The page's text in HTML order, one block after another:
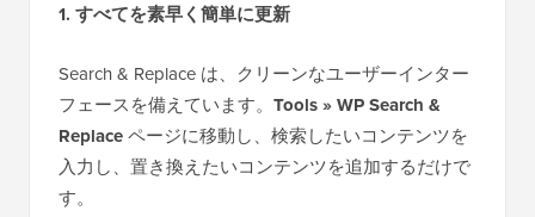
1. すべてを素早く簡単に更新
Search & Replace は、クリーンなユーザーインター
フェースを備えています。 Tools » WP Search &
Replaceページに移動し、検索したいコンテンツを
入力し、置き換えたいコンテンツを追加するだけで
す。